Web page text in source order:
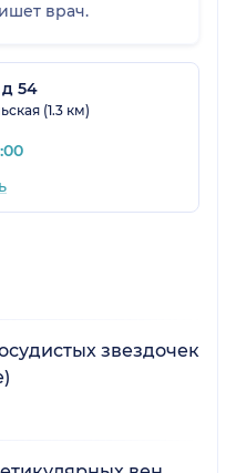
врач.
54
(1.3 км)
звездочек